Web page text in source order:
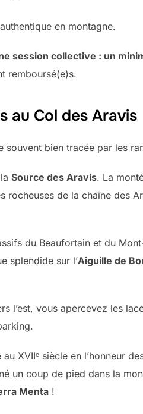
en montagne.
session collective : un
remboursé(e)s.
au Col des Aravis
bien tracée par les
Source des Aravis. La
rocheuses de la chaîne des
du Beaufortain et du
splendide sur l’Aiguille de
l’est, vous apercevez les
XVIIᵉ siècle en l’honneur
un coup de pied dans la
Menta !